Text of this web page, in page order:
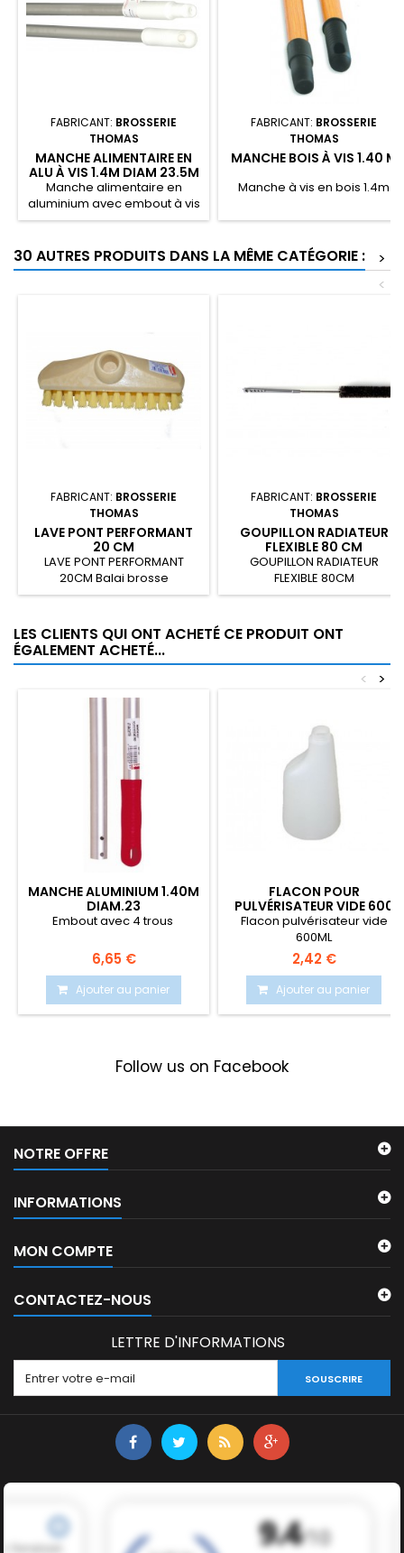
FABRICANT: BROSSERIE
THOMAS
MANCHE ALIMENTAIRE EN
ALU À VIS 1.4M DIAM 23.5M
BLANC
Manche alimentaire en
aluminium avec embout à vis
blanc.
FABRICANT: BROSSERIE
THOMAS
MANCHE BOIS À VIS 1.40 M
Manche à vis en bois 1.4m
30 AUTRES PRODUITS DANS LA MÊME CATÉGORIE :
>
<
FABRICANT: BROSSERIE
THOMAS
LAVE PONT PERFORMANT
20 CM
LAVE PONT PERFORMANT
20CM Balai brosse
POLYPROPYLENE
FABRICANT: BROSSERIE
THOMAS
GOUPILLON RADIATEUR
FLEXIBLE 80 CM
GOUPILLON RADIATEUR
FLEXIBLE 80CM
LES CLIENTS QUI ONT ACHETÉ CE PRODUIT ONT
ÉGALEMENT ACHETÉ...
>
<
MANCHE ALUMINIUM 1.40M
DIAM.23
Embout avec 4 trous
6,65 €
Ajouter au panier
FLACON POUR
PULVÉRISATEUR VIDE 600
ML
Flacon pulvérisateur vide
600ML
2,42 €
Ajouter au panier
Follow us on Facebook
NOTRE OFFRE
INFORMATIONS
MON COMPTE
CONTACTEZ-NOUS
LETTRE D'INFORMATIONS
SOUSCRIRE